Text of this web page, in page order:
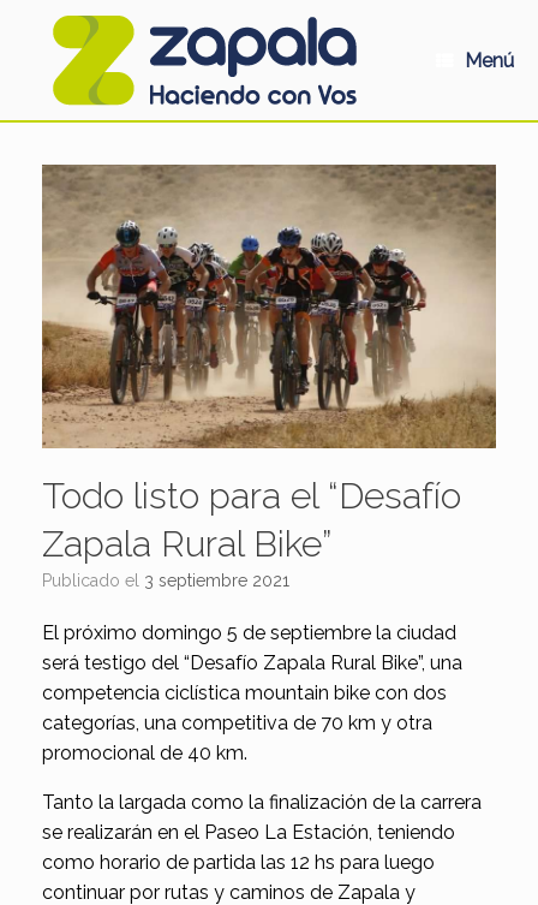
Menú
Todo listo para el “Desafío
Zapala Rural Bike”
Publicado el 3 septiembre 2021
El próximo domingo 5 de septiembre la ciudad
será testigo del “Desafío Zapala Rural Bike”, una
competencia ciclística mountain bike con dos
categorías, una competitiva de 70 km y otra
promocional de 40 km.
Tanto la largada como la finalización de la carrera
se realizarán en el Paseo La Estación, teniendo
como horario de partida las 12 hs para luego
continuar por rutas y caminos de Zapala y